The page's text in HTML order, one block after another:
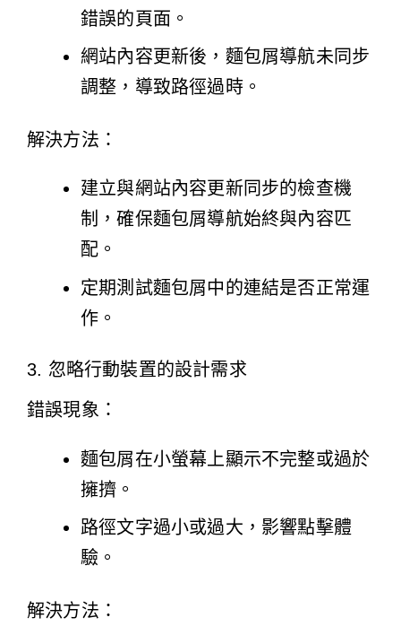
錯誤的頁面。
網站內容更新後，麵包屑導航未同步
調整，導致路徑過時。
解決方法：
建立與網站內容更新同步的檢查機
制，確保麵包屑導航始終與內容匹
配。
定期測試麵包屑中的連結是否正常運
作。
3. 忽略行動裝置的設計需求
錯誤現象：
麵包屑在小螢幕上顯示不完整或過於
擁擠。
路徑文字過小或過大，影響點擊體
驗。
解決方法：